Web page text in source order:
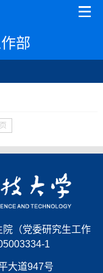
部
（党委研究生工作
1
大道947号